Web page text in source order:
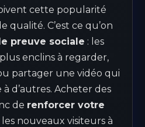
cette popularité
qualité. C’est ce qu’on
preuve sociale : les
enclins à regarder,
partager une vidéo qui
d’autres. Acheter des
de renforcer votre
nouveaux visiteurs à